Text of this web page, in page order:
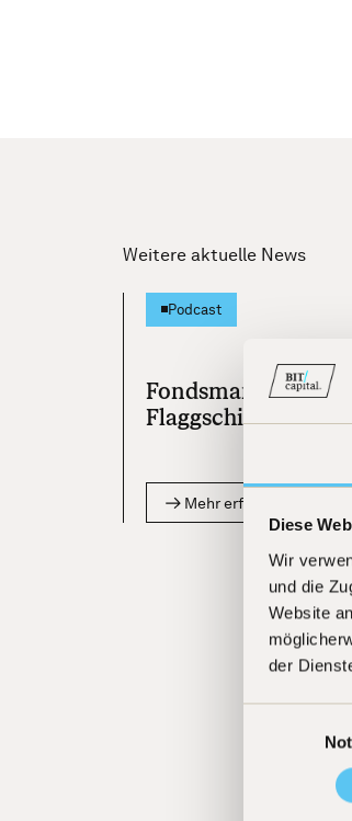
Diese
Wir
und die
Website
der
Weitere aktuelle News
Podcast
Fondsmanager
Flaggschiff-Fonds
Mehr erfahren